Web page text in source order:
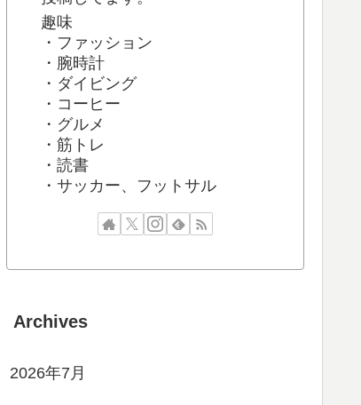
趣味
・ファッション
・腕時計
・ダイビング
・コーヒー
・グルメ
・筋トレ
・読書
・サッカー、フットサル
Archives
2026年7月